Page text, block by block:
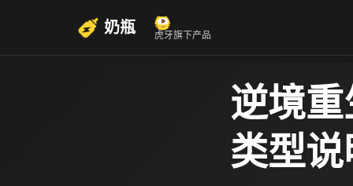
奶瓶 虎牙旗下产品
逆境
类型